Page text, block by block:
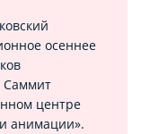
осеннее
Саммит
центре
анимации».